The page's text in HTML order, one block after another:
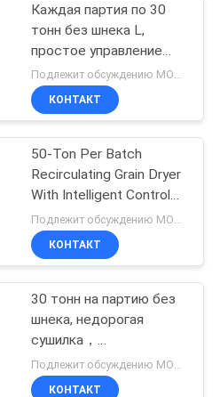
для
34
зерна
13
Каждая партия по 30
тонн без шнека L,
простое управление
сушилкой,
сельскохозяйственная
сушилка.
Подлежит обсуждению MOQ:1
КОНТАКТ
50-Ton Per Batch
Recirculating Grain Dryer
With Intelligent Control
System
Подлежит обсуждению MOQ:1
КОНТАКТ
30 тонн на партию без
шнека, недорогая
сушилка，
сельскохозяйственная
сушильная машина
КОНТАКТ